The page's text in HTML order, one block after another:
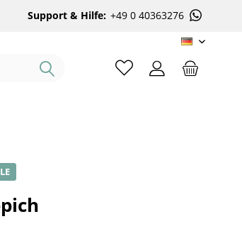
Support & Hilfe: +49 0 40363276
DE